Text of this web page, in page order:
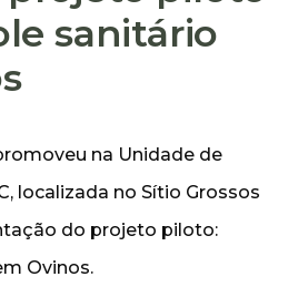
sanitário
na Unidade de
localizada no Sítio Grossos
do projeto piloto:
Ovinos.